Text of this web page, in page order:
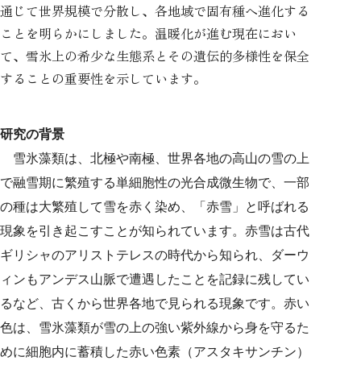
通じて世界規模で分散し、各地域で固有種へ進化する
ことを明らかにしました。温暖化が進む現在におい
て、雪氷上の希少な生態系とその遺伝的多様性を保全
することの重要性を示しています。
研究の背景
雪氷藻類は、北極や南極、世界各地の高山の雪の上
で融雪期に繁殖する単細胞性の光合成微生物で、一部
の種は大繁殖して雪を赤く染め、「赤雪」と呼ばれる
現象を引き起こすことが知られています。赤雪は古代
ギリシャのアリストテレスの時代から知られ、ダーウ
ィンもアンデス山脈で遭遇したことを記録に残してい
るなど、古くから世界各地で見られる現象です。赤い
色は、雪氷藻類が雪の上の強い紫外線から身を守るた
めに細胞内に蓄積した赤い色素（アスタキサンチン）